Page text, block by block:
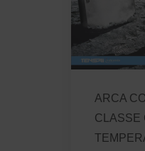
ARCA
CLASSE